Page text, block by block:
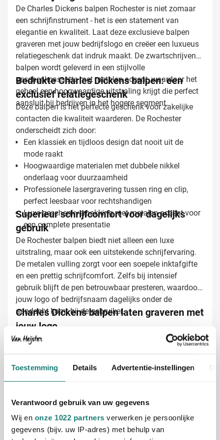
Toestemming Details Advertentie-instellingen
Verantwoord gebruik van uw gegevens
Wij en onze 1022 partners verwerken je persoonlijke
gegevens (bijv. uw IP-adres) met behulp van
De Charles Dickens balpen Rochester is niet zomaar
een schrijfinstrument - het is een statement van
elegantie en kwaliteit. Laat deze exclusieve balpen
graveren met jouw bedrijfslogo en creëer een luxueus
relatiegeschenk dat indruk maakt. De zwartschrijvende
balpen wordt geleverd in een stijlvolle
geschenkcassette met metalen accent, waardoor het
geheel een hoogwaardige uitstraling krijgt die perfect
aansluit bij bedrijven in het hogere segment.
Bedrukte Charles Dickens balpen: een
exclusief relatiegeschenk
Deze balpen is het perfecte geschenk voor zakelijke
contacten die kwaliteit waarderen. De Rochester
onderscheidt zich door:
Een klassiek en tijdloos design dat nooit uit de
mode raakt
Hoogwaardige materialen met dubbele nikkel
onderlaag voor duurzaamheid
Professionele lasergravering tussen ring en clip,
perfect leesbaar voor rechtshandigen
Luxe geschenkverpakking met metalen accent voor
een complete presentatie
Superieur schrijfcomfort voor dagelijks
gebruik
De Rochester balpen biedt niet alleen een luxe
uitstraling, maar ook een uitstekende schrijfervaring.
De metalen vulling zorgt voor een soepele inktafgifte
en een prettig schrijfcomfort. Zelfs bij intensief
gebruik blijft de pen betrouwbaar presteren, waardoor
jouw logo of bedrijfsnaam dagelijks onder de
aandacht komt bij de gebruiker.
Charles Dickens balpen laten graveren met
jouw logo
Bij Van Heijster Relatiegeschenken maken we van
Lasergravering van je bedrijfslogo
Persoonlijke namen voor een individuele touch
De lasergravering wordt vakkundig aangebracht
tussen de ring en clip, zodat deze perfect zichtbaar is